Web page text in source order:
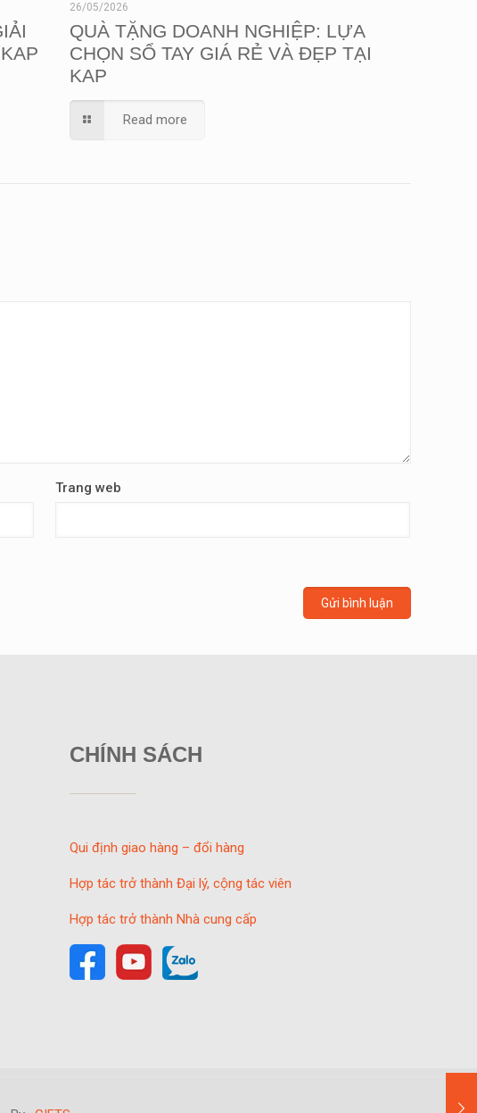
26/05/2026
QUÀ TẶNG DOANH NGHIỆP: LỰA
CHỌN SỔ TAY GIÁ RẺ VÀ ĐẸP TẠI
KAP
Read more
Trang web
CHÍNH SÁCH
Qui định giao hàng – đổi hàng
Hợp tác trở thành Đại lý, cộng tác viên
Hợp tác trở thành Nhà cung cấp